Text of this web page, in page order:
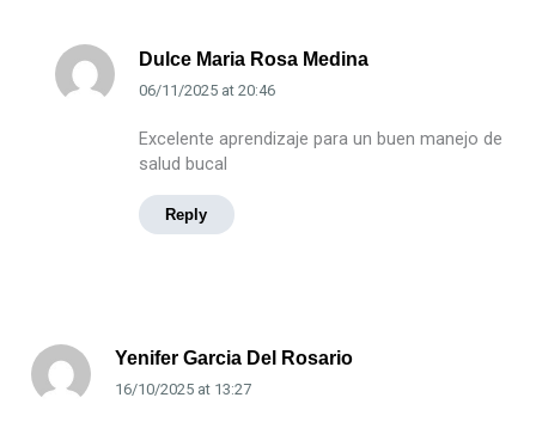
Dulce Maria Rosa Medina
06/11/2025at 20:46
Excelente aprendizaje para un buen manejo de
salud bucal
Reply
Yenifer Garcia Del Rosario
16/10/2025at 13:27